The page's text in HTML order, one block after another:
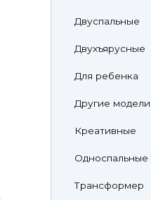
Двуспальные
Двухъярусные
Для ребенка
Другие модели
Креативные
Односпальные
Трансформер